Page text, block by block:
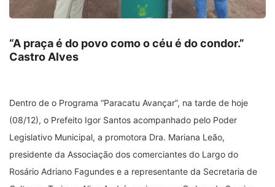
“A praça é do povo como o céu é do condor.”
Castro Alves
Dentro de o Programa “Paracatu Avançar”, na tarde de hoje
(08/12), o Prefeito Igor Santos acompanhado pelo Poder
Legislativo Municipal, a promotora Dra. Mariana Leão,
presidente da Associação dos comerciantes do Largo do
Rosário Adriano Fagundes e a representante da Secretaria de